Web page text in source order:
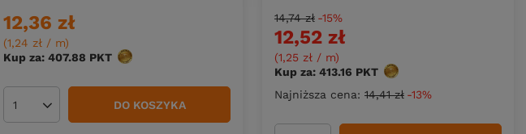
12,36 zł
(1,24 zł / m)
Kup za: 407.88 PKT punktów
Ilość produktów DO KOSZYKA
12,52 zł
(1,25 zł / m)
Kup za: 413.16 PKT punktów
Najniższa cena: 14,41 zł -13%
14,74 zł -15%